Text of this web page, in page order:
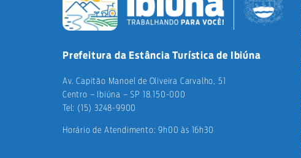
Prefeitura da Estância Turística de Ibiúna
Av. Capitão Manoel de Oliveira Carvalho, 51
Centro – Ibiúna – SP 18.150-000
Tel: (15) 3248-9900
Horário de Atendimento: 9h00 às 16h30